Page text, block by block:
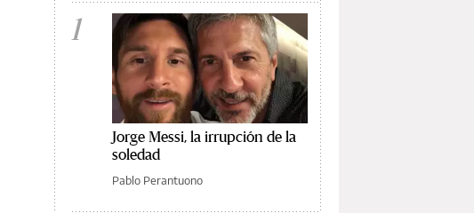
1
Jorge Messi, la irrupción de la
soledad
Pablo Perantuono